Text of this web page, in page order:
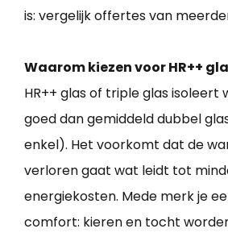
is: vergelijk offertes van
Waarom kiezen voor HR++
HR++ glas of triple glas isoleert
goed dan gemiddeld dubbel
enkel). Het voorkomt dat de
verloren gaat wat leidt tot
energiekosten. Mede merk je
comfort: kieren en tocht